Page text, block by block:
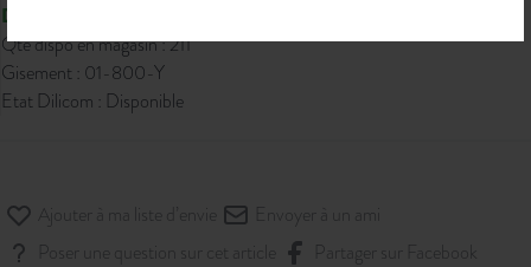
Disponible
Qté dispo en magasin : 211
Gisement : 01-800-Y
Etat Dilicom : Disponible
Ajouter à ma liste d’envie
Envoyer à un ami
Poser une question sur cet article
Partager sur Facebook